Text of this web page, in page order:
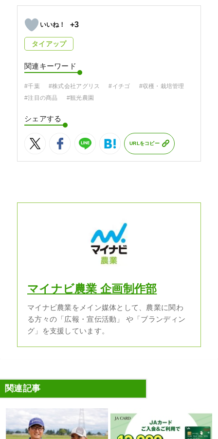
+3
タイアップ
関連キーワード
#千葉 #株式会社アグリス #イチゴ
#収穫・栽培管理
#注目の商品
#観光農園
シェアする
URLをコピー
マイナビ農業 企画制作部
マイナビ農業をメイン媒体として、農業に関わ
る方々の「広報・宣伝活動」 や「ブランディン
グ」を支援しています。
関連記事